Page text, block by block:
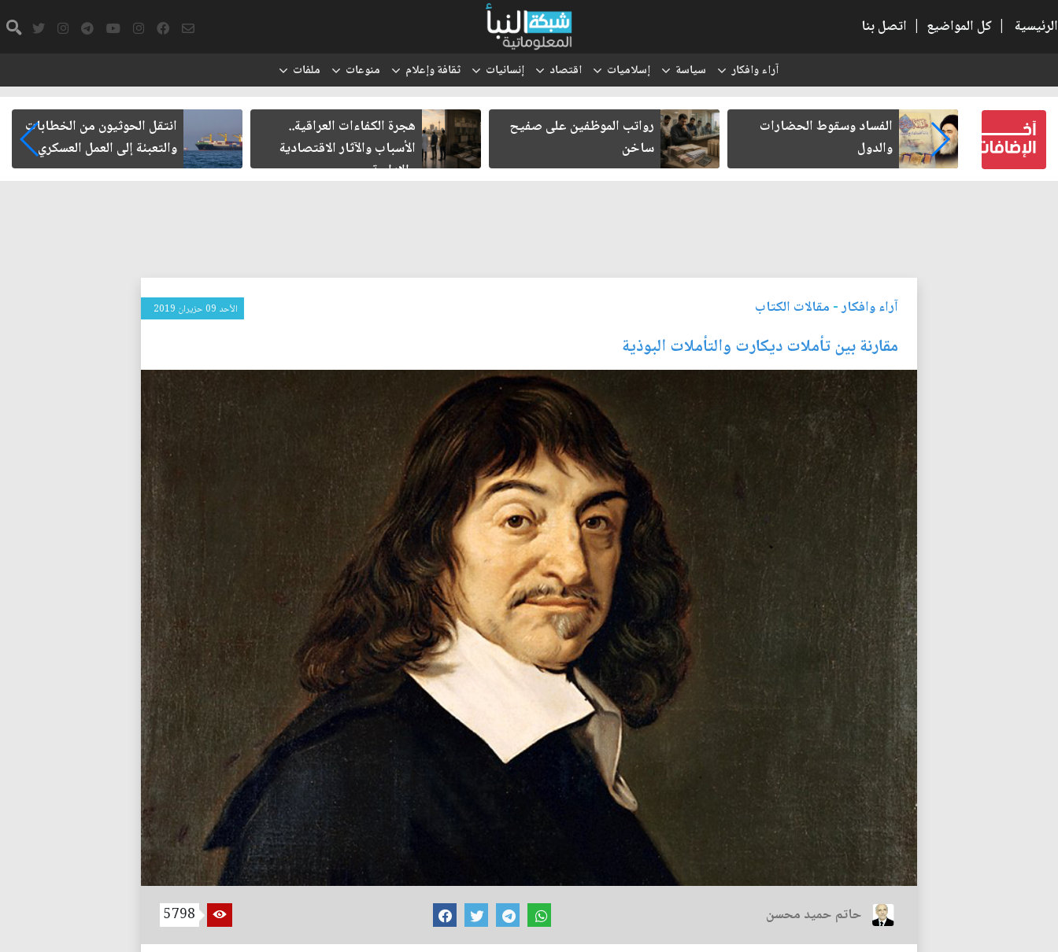
الرئيسية | كل المواضيع | اتصل بنا
آراء وافكار سياسة إسلاميات اقتصاد إنسانيات ثقافة وإعلام منوعات ملفات
كتب لنفسه
الفساد وسقوط الحضارات
والدول
رواتب الموظفين على صفيح
ساخن
هجرة الكفاءات العراقية..
الأسباب والآثار الاقتصادية
والإدارية
انتقل الحوثيون من الخطابات
والتعبئة إلى العمل العسكري
آراء وافكار- مقالات الكتاب الأحد 09 حزيران 2019
مقارنة بين تأملات ديكارت والتأملات البوذية
حاتم حميد محسن 5798